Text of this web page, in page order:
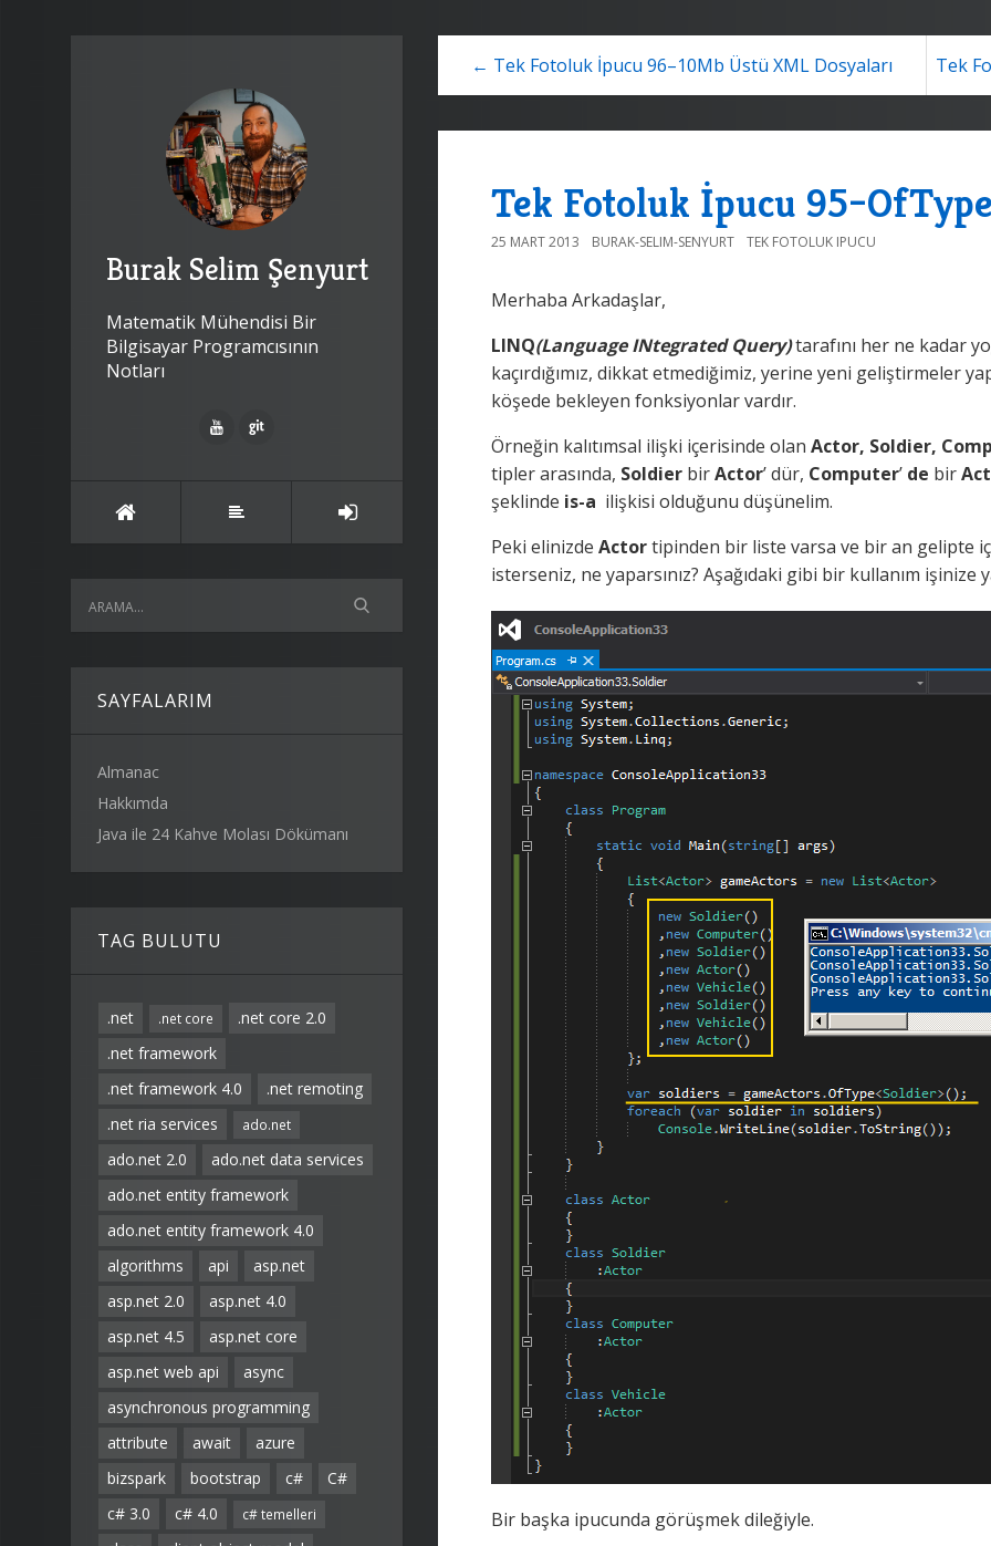
Burak Selim Şenyurt
Matematik Mühendisi Bir
Bilgisayar Programcısının
Notları
SAYFALARIM
Almanac
Hakkımda
Java ile 24 Kahve Molası Dökümanı
TAG BULUTU
.net .net core
.net core 2.0
.net framework
.net framework 4.0
.net remoting
.net ria services
ado.net
ado.net 2.0
ado.net data services
ado.net entity framework
ado.net entity framework 4.0
algorithms
api
asp.net
asp.net 2.0
asp.net 4.0
asp.net 4.5
asp.net core
asp.net web api
async
asynchronous programming
attribute
await
azure
bizspark
bootstrap c#
C#
c# 3.0
c# 4.0 c# temelleri
← Tek Fotoluk İpucu 96–10Mb Üstü XML Dosyaları Tek
Tek Fotoluk İpucu
25 MART 2013 BURAK-SELIM-SENYURT TEK FOTOLUK IPUCU
Merhaba Arkadaşlar,
LINQ(Language INtegrated Query)tarafını her ne kadar
kaçırdığımız, dikkat etmediğimiz, yerine yeni geliştirmeler
köşede bekleyen fonksiyonlar vardır.
Örneğin kalıtımsal ilişki içerisinde olan Actor, Soldier,
tipler arasında, Soldier birActor’ dür, Computer’ de bir
şeklinde is-a ilişkisi olduğunu düşünelim.
Peki elinizde Actortipinden bir liste varsa ve bir an gelipte
isterseniz, ne yaparsınız? Aşağıdaki gibi bir kullanım işinize
Bir başka ipucunda görüşmek dileğiyle.